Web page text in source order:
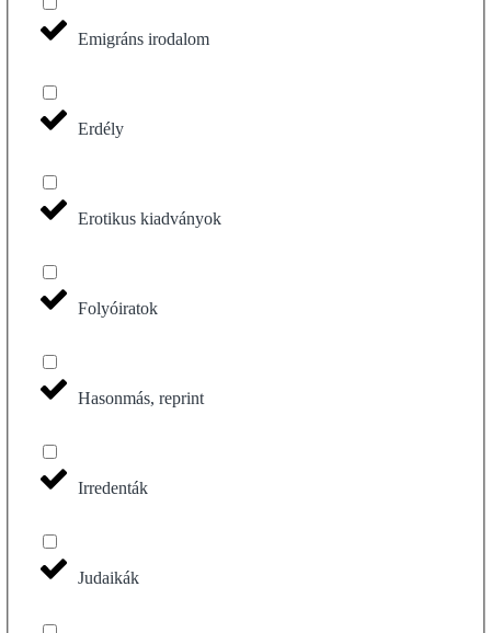
Emigráns irodalom
Erdély
Erotikus kiadványok
Folyóiratok
Hasonmás, reprint
Irredenták
Judaikák